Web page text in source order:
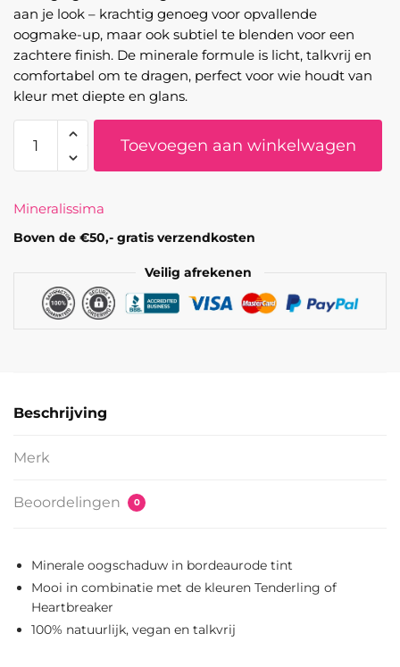
aan je look – krachtig genoeg voor opvallende
oogmake-up, maar ook subtiel te blenden voor een
zachtere finish. De minerale formule is licht, talkvrij en
comfortabel om te dragen, perfect voor wie houdt van
kleur met diepte en glans.
Mineralissima
Minerale
Adore
aantal
Toevoegen aan winkelwagen
Mineralissima
Boven de €50,- gratis verzendkosten
Veilig afrekenen
Beschrijving
Merk
Beoordelingen 0
Minerale oogschaduw in bordeaurode tint
Mooi in combinatie met de kleuren Tenderling of
Heartbreaker
100% natuurlijk, vegan en talkvrij